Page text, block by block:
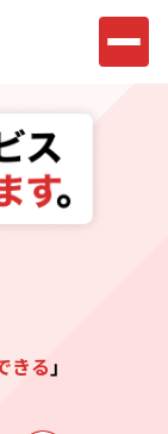
きる」